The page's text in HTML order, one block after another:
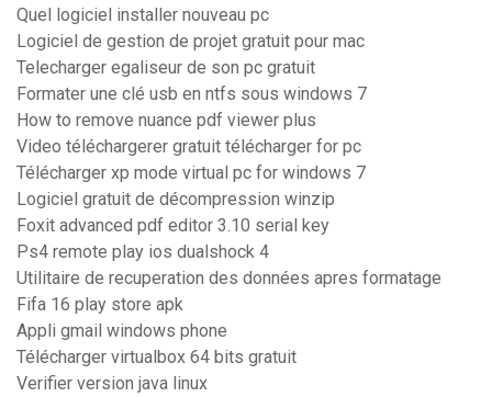
Quel logiciel installer nouveau pc
Logiciel de gestion de projet gratuit pour mac
Telecharger egaliseur de son pc gratuit
Formater une clé usb en ntfs sous windows 7
How to remove nuance pdf viewer plus
Video téléchargerer gratuit télécharger for pc
Télécharger xp mode virtual pc for windows 7
Logiciel gratuit de décompression winzip
Foxit advanced pdf editor 3.10 serial key
Ps4 remote play ios dualshock 4
Utilitaire de recuperation des données apres formatage
Fifa 16 play store apk
Appli gmail windows phone
Télécharger virtualbox 64 bits gratuit
Verifier version java linux